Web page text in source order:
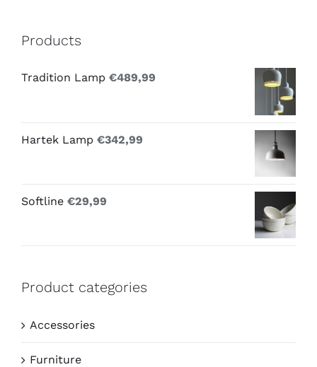
Products
Tradition Lamp €489,99
Hartek Lamp €342,99
Softline €29,99
Product categories
Accessories
Furniture